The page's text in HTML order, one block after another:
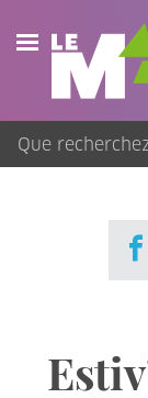
Actualités
Agenda